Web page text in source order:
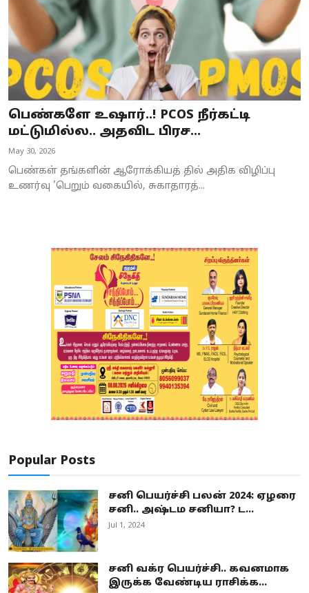
Tamilnadu
National
World
Astrology
Spirituality
Weather
பெண்களே உஷார்..! PCOS நீர்கட்டி
மட்டுமில்ல.. அதவிட பிரச...
May 30, 2026
பெண்கள் தங்களின் ஆரோக்கியத் தில் அதிக விழிப்பு
உணர்வு 'பெறும் வகையில், சுகாதாரத்...
Popular Posts
சனி பெயர்ச்சி பலன் 2024: ஏழரை
சனி.. அஷ்டம சனியா? ட...
Jul 1, 2024
சனி வக்ர பெயர்ச்சி.. கவனமாக
இருக்க வேண்டிய ராசிக்க...